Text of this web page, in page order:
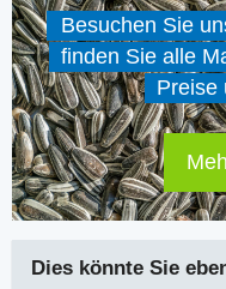
Besuchen Sie
finden Sie alle
Preise
Dies könnte Sie